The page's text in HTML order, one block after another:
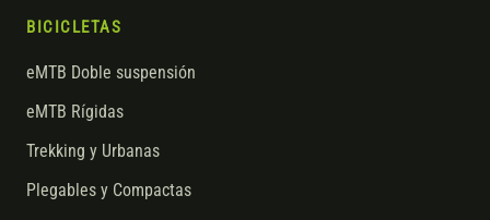
BICICLETAS
eMTB Doble suspensión
eMTB Rígidas
Trekking y Urbanas
Plegables y Compactas